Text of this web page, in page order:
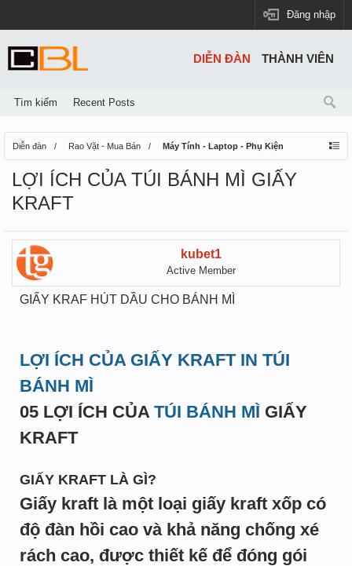
Đăng nhập
Diễn đàn Rao Vặt - Mua Bán Máy Tính - Laptop - Phụ Kiện
LỢI ÍCH CỦA TÚI BÁNH MÌ GIẤY
KRAFT
kubet1
Active Member
GIẤY KRAF HÚT DẦU CHO BÁNH MÌ
LỢI ÍCH CỦA GIẤY KRAFT IN TÚI
BÁNH MÌ
05 LỢI ÍCH CỦA TÚI BÁNH MÌ GIẤY
KRAFT
GIẤY KRAFT LÀ GÌ?
Giấy kraft là một loại giấy kraft xốp có
độ đàn hồi cao và khả năng chống xé
rách cao, được thiết kế để đóng gói
DIỄN ĐÀN
Tìm kiếm Recent Posts
THÀNH VIÊN